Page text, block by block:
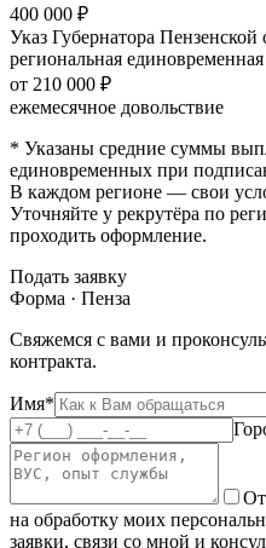
400 000 ₽
Указ Губернатора
региональная
от 210 000 ₽
ежемесячное довольствие
* Указаны средние суммы
единовременных при
В каждом регионе — свои
Уточняйте у рекрутёра по
проходить оформление.
Подать заявку
Форма · Пенза
Свяжемся с вами и
контракта.
Имя*
на обработку моих
заявки, связи со мной и